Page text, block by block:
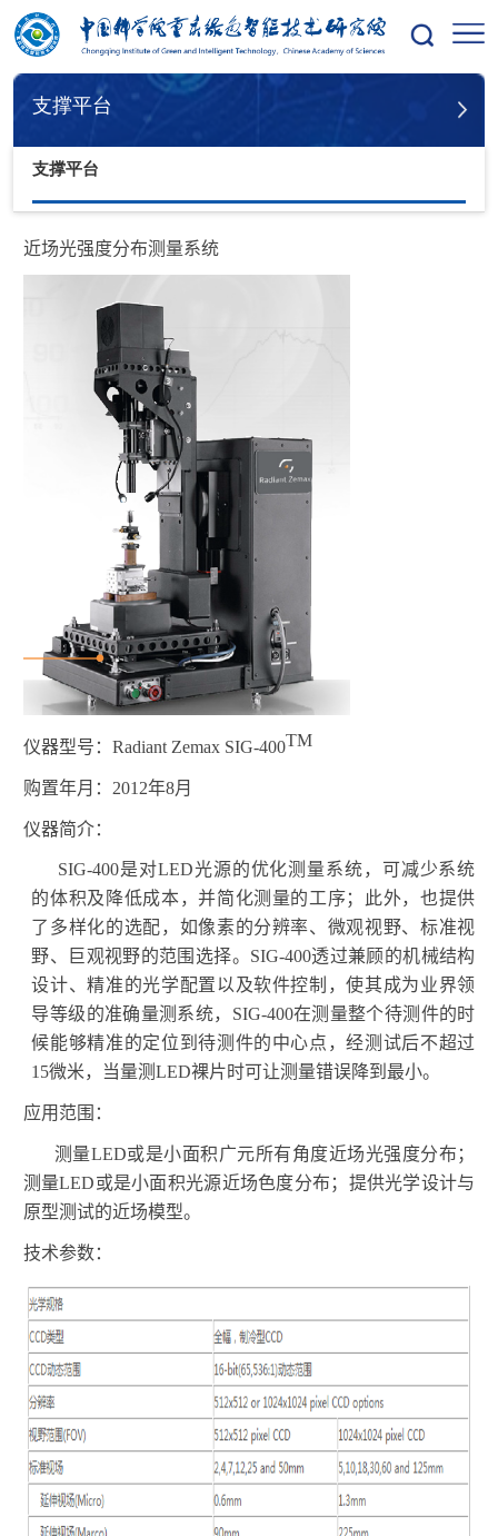
您的位置：首页 支撑平台
支撑平台
支撑平台
近场光强度分布测量系统
仪器型号： Radiant Zemax SIG-400TM
购置年月： 2012年8月
仪器简介：
SIG-400是对LED光源的优化测量系统，可减少系统
的体积及降低成本，并简化测量的工序；此外，也提供
了多样化的选配，如像素的分辨率、微观视野、标准视
野、巨观视野的范围选择。 SIG-400透过兼顾的机械结构
设计、精准的光学配置以及软件控制，使其成为业界领
导等级的准确量测系统， SIG-400在测量整个待测件的时
候能够精准的定位到待测件的中心点，经测试后不超过
15微米，当量测LED裸片时可让测量错误降到最小。
应用范围：
测量LED或是小面积广元所有角度近场光强度分布；
测量LED或是小面积光源近场色度分布；提供光学设计与
原型测试的近场模型。
技术参数：